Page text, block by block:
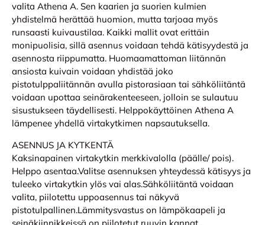
valita Athena A. Sen kaarien ja suorien kulmien
yhdistelmä herättää huomion, mutta tarjoaa myös
runsaasti kuivaustilaa. Kaikki mallit ovat erittäin
monipuolisia, sillä asennus voidaan tehdä kätisyydestä ja
asennosta riippumatta. Huomaamattoman liitännän
ansiosta kuivain voidaan yhdistää joko
pistotulppaliitännän avulla pistorasiaan tai sähköliitäntä
voidaan upottaa seinärakenteeseen, jolloin se sulautuu
sisustukseen täydellisesti. Helppokäyttöinen Athena A
lämpenee yhdellä virtakytkimen napsautuksella.
ASENNUS JA KYTKENTÄ
Kaksinapainen virtakytkin merkkivalolla (päälle/ pois).
Helppo asentaa.Valitse asennuksen yhteydessä kätisyys ja
tuleeko virtakytkin ylös vai alas.Sähköliitäntä voidaan
valita, piilotettu uppoasennus tai näkyvä
pistotulpallinen.Lämmitysvastus on lämpökaapeli ja